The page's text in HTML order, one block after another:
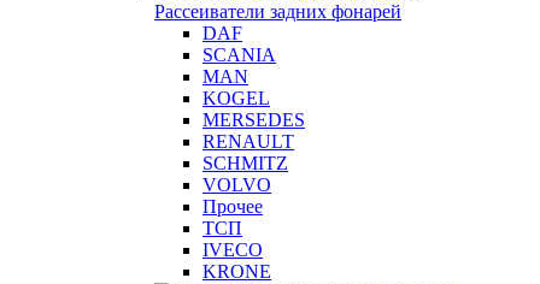
Рассеиватели задних фонарей
DAF
SCANIA
MAN
KOGEL
MERSEDES
RENAULT
SCHMITZ
VOLVO
Прочее
ТСП
IVECO
KRONE